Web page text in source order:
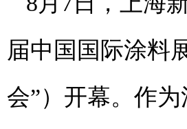
届中国国际涂料
会”）开幕。作